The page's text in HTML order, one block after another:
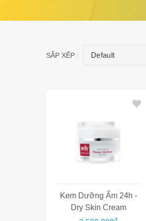
SẮP XẾP :
Kem Dưỡng Ẩm 24h -
Dry Skin Cream